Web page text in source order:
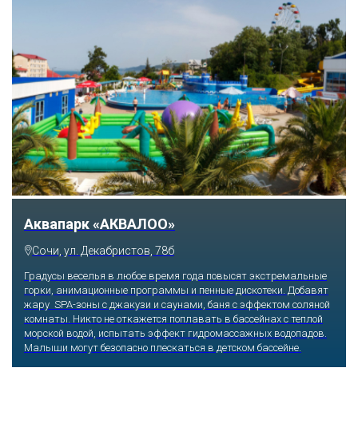
Тематический парк развлечений «Сочи
Парк»
Сочи, Олимпийский проспект, 21
Оказавшись здесь, словно попадаешь в сказку: встречаешь
любимых героев русского фольклора, получаешь возможность
сколько душе угодно кататься на аттракционах европейского
уровня. Гости участвуют в увлекательных квестах и творческих